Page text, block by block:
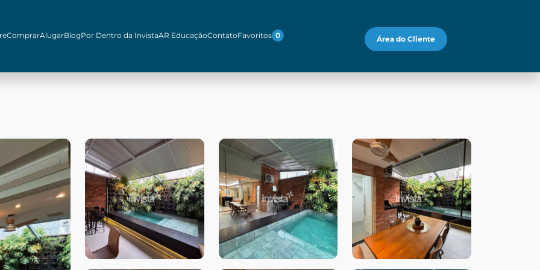
ComprarAlugarBlogPor Dentro da InvistaAR EducaçãoContatoFavoritos 0 Área do Cliente